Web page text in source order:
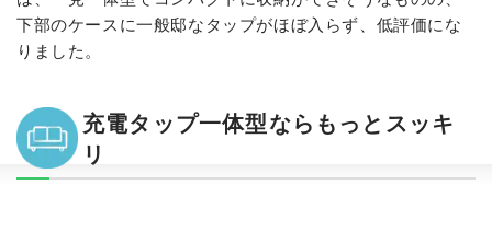
下部のケースに一般邸なタップがほぼ入らず、低評価にな
りました。
充電タップ一体型ならもっとスッキ
リ